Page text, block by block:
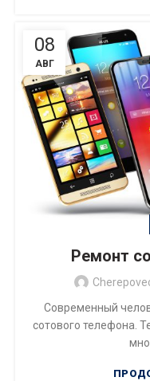
08
АВГ
Ремонт
Современный
сотового телефона.